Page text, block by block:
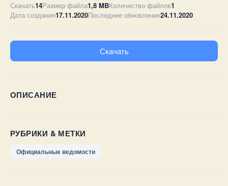
Скачать14Размер файла1,8 MBКоличество файлов1
Дата создания17.11.2020Последнее обновление24.11.2020
Скачать
ОПИСАНИЕ
РУБРИКИ & МЕТКИ
Официальные ведомости